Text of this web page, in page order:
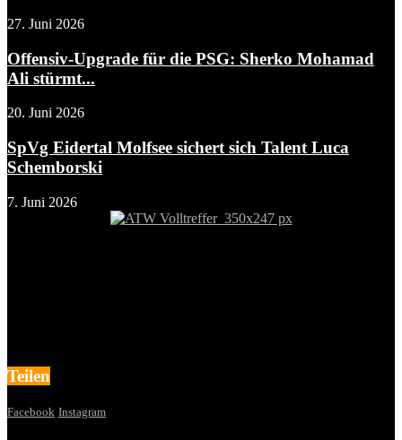
27. Juni 2026
Offensiv-Upgrade für die PSG: Sherko Mohamad
Ali stürmt...
20. Juni 2026
SpVg Eidertal Molfsee sichert sich Talent Luca
Schemborski
7. Juni 2026
Teilen
Facebook Instagram